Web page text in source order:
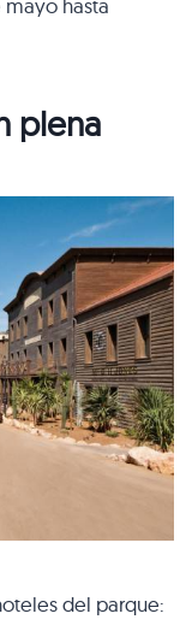
hasta
plena
del parque: